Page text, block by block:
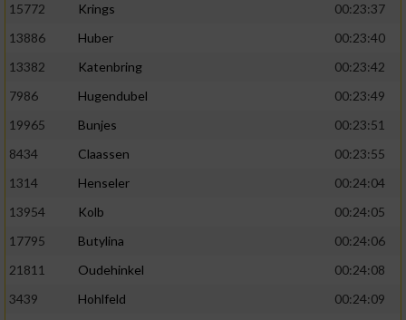
15772
Krings
00:23:37
13886
Huber
00:23:40
13382
Katenbring
00:23:42
7986
Hugendubel
00:23:49
19965
Bunjes
00:23:51
8434
Claassen
00:23:55
1314
Henseler
00:24:04
13954
Kolb
00:24:05
17795
Butylina
00:24:06
21811
Oudehinkel
00:24:08
3439
Hohlfeld 00:24:09